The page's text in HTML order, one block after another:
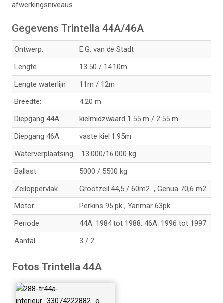
afwerkingsniveaus.
Gegevens Trintella 44A/46A
Ontwerp:
E.G. van de Stadt
Lengte
13.50 / 14.10m
Lengte waterlijn
11m / 12m
Breedte:
4.20 m
Diepgang 44A
kielmidzwaard 1.55 m / 2.55 m
Diepgang 46A
vaste kiel 1.95m
Waterverplaatsing
13.000/16.000 kg
Ballast
5000 / 5500 kg
Zeiloppervlak
Grootzeil 44,5 / 60m2 , Genua 70,6 m2
Motor:
Perkins 95 pk , Yanmar 63pk.
Periode:
44A: 1984 tot 1988. 46A: 1996 tot 1997
Aantal
3 / 2
Fotos Trintella 44A
288-tr44a-interieur
_33074222882_o
tr-44a_3307422235
2_o
822350_o